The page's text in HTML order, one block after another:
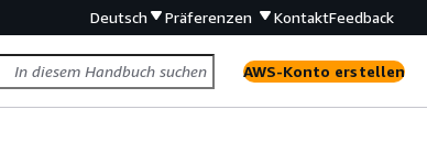
Deutsch Präferenzen KontaktFeedback
AWS-Konto erstellen